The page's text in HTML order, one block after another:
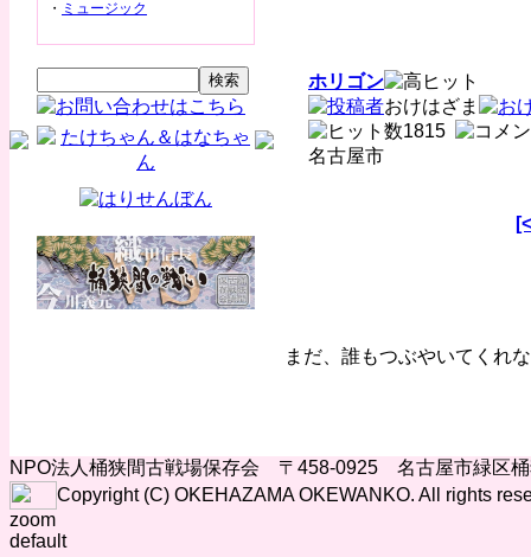
・ ミュージック
ホリゴン
おけはざま
1815
名古屋市
まだ、誰もつぶやいてくれ
NPO法人桶狭間古戦場保存会 〒458-0925 名古屋市緑区桶
Copyright (C) OKEHAZAMA OKEWANKO. All rights
zoom
default